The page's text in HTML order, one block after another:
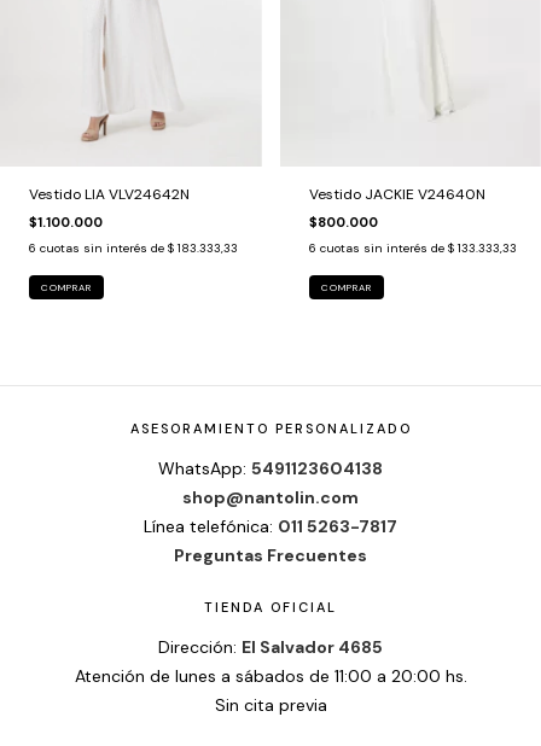
Vestido LIA VLV24642N
$1.100.000
6 cuotas sin interés de $ 183.333,33
COMPRAR
Vestido JACKIE V24640N
$800.000
6 cuotas sin interés de $ 133.333,33
COMPRAR
ASESORAMIENTO PERSONALIZADO
WhatsApp: 5491123604138
shop@nantolin.com
Línea telefónica: 011 5263-7817
Preguntas Frecuentes
TIENDA OFICIAL
Dirección: El Salvador 4685
Atención de lunes a sábados de 11:00 a 20:00 hs.
Sin cita previa